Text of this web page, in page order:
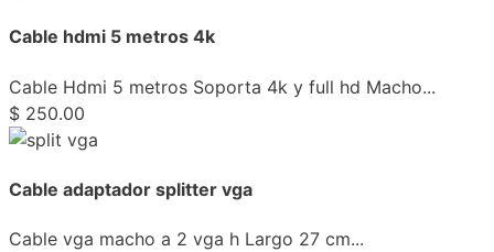
Cable hdmi 5 metros 4k
Cable Hdmi 5 metros Soporta 4k y full hd Macho...
$ 250.00
Cable adaptador splitter vga
Cable vga macho a 2 vga h Largo 27 cm...